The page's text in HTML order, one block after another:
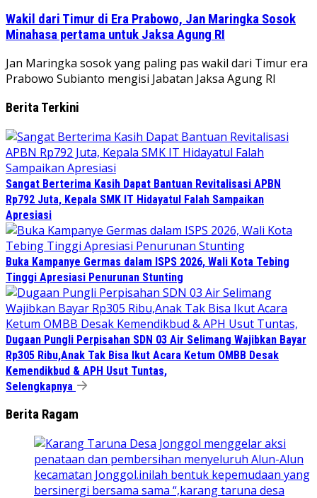
Wakil dari Timur di Era Prabowo, Jan Maringka Sosok
Minahasa pertama untuk Jaksa Agung RI
Jan Maringka sosok yang paling pas wakil dari Timur era
Prabowo Subianto mengisi Jabatan Jaksa Agung RI
Berita Terkini
Sangat Berterima Kasih Dapat Bantuan Revitalisasi APBN
Rp792 Juta, Kepala SMK IT Hidayatul Falah Sampaikan
Apresiasi
Buka Kampanye Germas dalam ISPS 2026, Wali Kota Tebing
Tinggi Apresiasi Penurunan Stunting
Dugaan Pungli Perpisahan SDN 03 Air Selimang Wajibkan Bayar
Rp305 Ribu,Anak Tak Bisa Ikut Acara Ketum OMBB Desak
Kemendikbud & APH Usut Tuntas,
Selengkapnya
Berita Ragam